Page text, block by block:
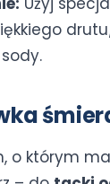
o którym